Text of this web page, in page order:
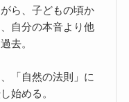
ら、子どもの頃か
自分の本音より他
去。
「自然の法則」に
始める。